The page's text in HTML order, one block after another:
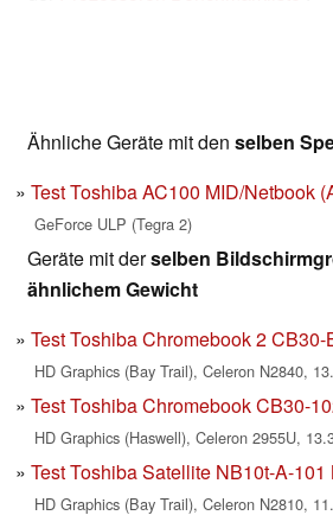
Ähnliche Geräte mit den selben
Test Toshiba AC100 MID/Netbook
GeForce ULP (Tegra 2)
Geräte mit derselben
ähnlichem Gewicht
Test Toshiba Chromebook 2 CB30-
HD Graphics (Bay Trail), Celeron N2840,
Test Toshiba Chromebook CB30-
HD Graphics (Haswell), Celeron 2955U,
Test Toshiba Satellite NB10t-A-101
HD Graphics (Bay Trail), Celeron N2810,